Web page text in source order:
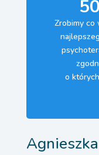
Zrobimy co
o